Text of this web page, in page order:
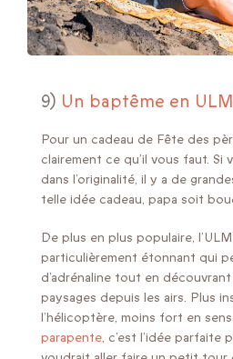
9) Un baptême en ULM
Pour un cadeau de Fête des
clairement ce qu’il vous faut. Si
dans l’originalité, il y a de
telle idée cadeau, papa soit
De plus en plus populaire,
particulièrement étonnant qui
d’adrénaline tout en
paysages depuis les airs. Plus
l’hélicoptère, moins fort en
parapente, c’est l’idée parfaite